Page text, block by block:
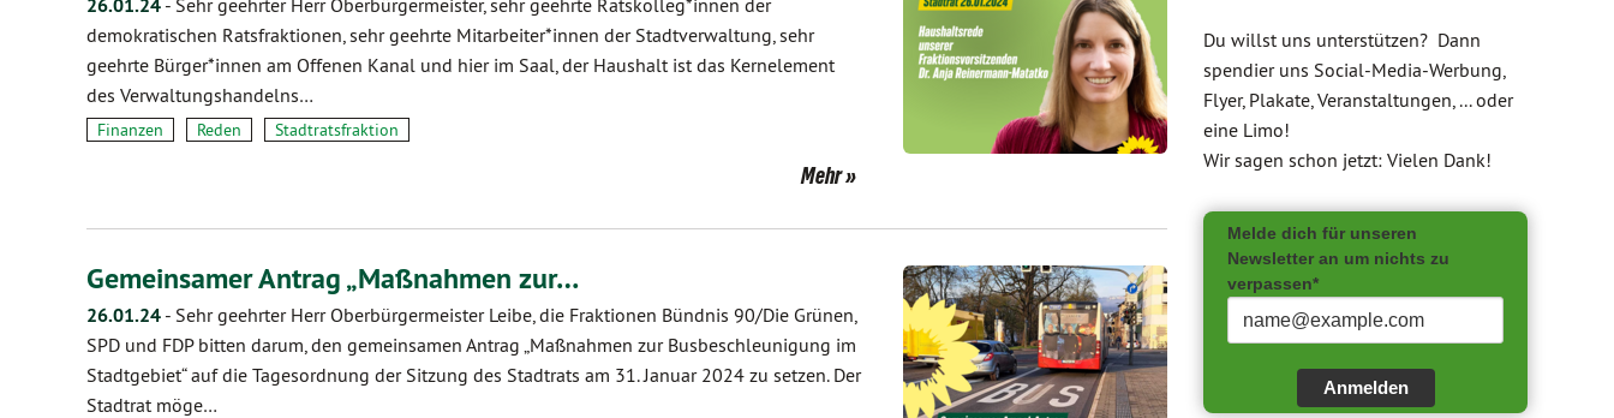
26.01.24 - Sehr geehrter Herr Oberbürgermeister, sehr geehrte Ratskolleg*innen der
demokratischen Ratsfraktionen, sehr geehrte Mitarbeiter*innen der Stadtverwaltung, sehr
geehrte Bürger*innen am Offenen Kanal und hier im Saal, der Haushalt ist das Kernelement
des Verwaltungshandelns…
Finanzen Reden Stadtratsfraktion
Mehr
Gemeinsamer Antrag „Maßnahmen zur…
26.01.24 - Sehr geehrter Herr Oberbürgermeister Leibe, die Fraktionen Bündnis 90/Die Grünen,
SPD und FDP bitten darum, den gemeinsamen Antrag „Maßnahmen zur Busbeschleunigung im
Stadtgebiet“ auf die Tagesordnung der Sitzung des Stadtrats am 31. Januar 2024 zu setzen. Der
Stadtrat möge…
Du willst uns unterstützen? Dann
spendier uns Social-Media-Werbung,
Flyer, Plakate, Veranstaltungen, ... oder
eine Limo!
Wir sagen schon jetzt: Vielen Dank!
Melde dich für unseren
Newsletter an um nichts zu
verpassen*
Anmelden